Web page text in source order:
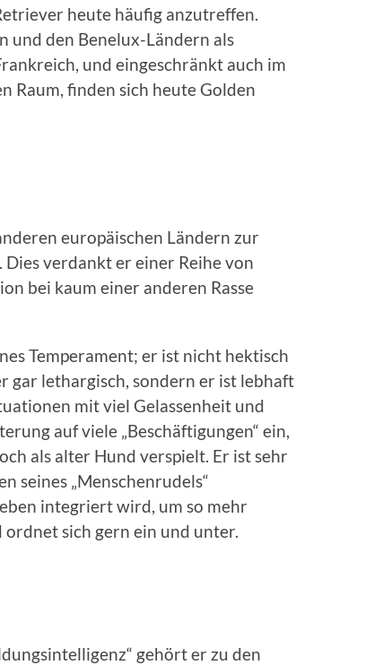
heute häufig anzutreffen.
und den Benelux-Ländern als
und eingeschränkt auch im
Raum, finden sich heute Golden
europäischen Ländern zur
verdankt er einer Reihe von
bei kaum einer anderen Rasse
Temperament; er ist nicht hektisch
gar lethargisch, sondern er ist lebhaft
mit viel Gelassenheit und
auf viele „Beschäftigungen“ ein,
als alter Hund verspielt. Er ist sehr
seines „Menschenrudels“
integriert wird, um so mehr
ordnet sich gern ein und unter.
gehört er zu den